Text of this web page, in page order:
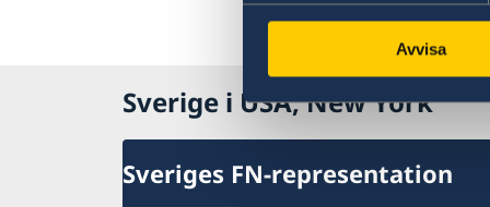
Avvisa
Sverige i USA, New York
Sveriges FN-representation